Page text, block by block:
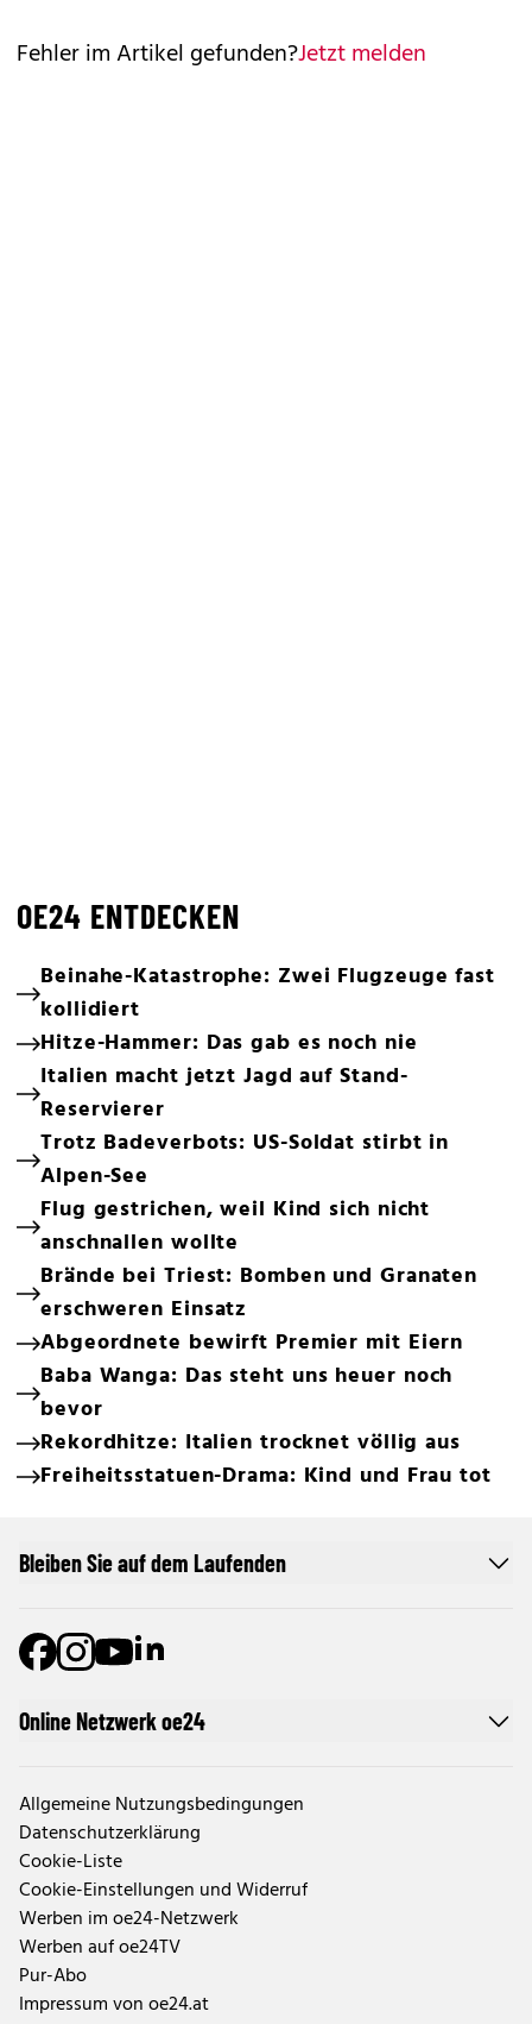
Fehler im Artikel gefunden?Jetzt melden
OE24 ENTDECKEN
Beinahe-Katastrophe: Zwei Flugzeuge fast
kollidiert
Hitze-Hammer: Das gab es noch nie
Italien macht jetzt Jagd auf Stand-
Reservierer
Trotz Badeverbots: US-Soldat stirbt in
Alpen-See
Flug gestrichen, weil Kind sich nicht
anschnallen wollte
Brände bei Triest: Bomben und Granaten
erschweren Einsatz
Abgeordnete bewirft Premier mit Eiern
Baba Wanga: Das steht uns heuer noch
bevor
Rekordhitze: Italien trocknet völlig aus
Freiheitsstatuen-Drama: Kind und Frau tot
Online Netzwerk oe24
Allgemeine Nutzungsbedingungen
Datenschutzerklärung
Cookie-Liste
Cookie-Einstellungen und Widerruf
Werben im oe24-Netzwerk
Werben auf oe24TV
Pur-Abo
Impressum von oe24.at
Bleiben Sie auf dem Laufenden